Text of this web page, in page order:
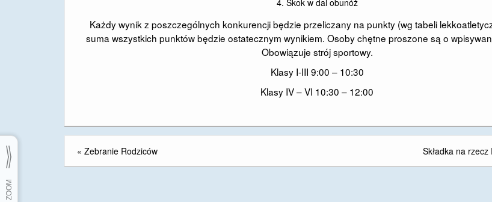
4. Skok w dal obunóż
Każdy wynik z poszczególnych konkurencji będzie przeliczany na punkty (wg tabeli
suma wszystkich punktów będzie ostatecznym wynikiem. Osoby chętne proszone są o
Obowiązuje strój sportowy.
Klasy I-III 9:00 – 10:30
Klasy IV – VI 10:30 – 12:00
« Zebranie Rodziców Składka na